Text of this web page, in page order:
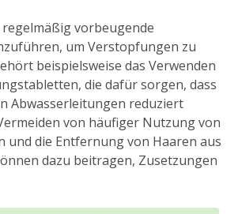
regelmäßig vorbeugende
um Verstopfungen zu
beispielsweise das Verwenden
die dafür sorgen, dass
Abwasserleitungen reduziert
von häufiger Nutzung von
und die Entfernung von Haaren aus
dazu beitragen, Zusetzungen